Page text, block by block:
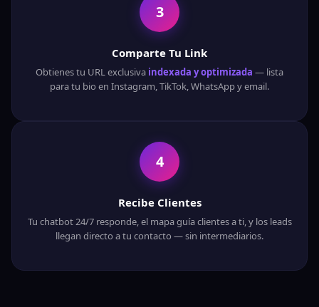
3
Comparte Tu Link
Obtienes tu URL exclusiva indexada y optimizada — lista
para tu bio en Instagram, TikTok, WhatsApp y email.
4
Recibe Clientes
Tu chatbot 24/7 responde, el mapa guía clientes a ti, y los leads
llegan directo a tu contacto — sin intermediarios.